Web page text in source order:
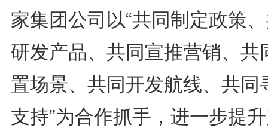
家集团公司以“共同制定政策
研发产品、共同宣推营销、共
置场景、共同开发航线、共同
支持”为合作抓手，进一步提